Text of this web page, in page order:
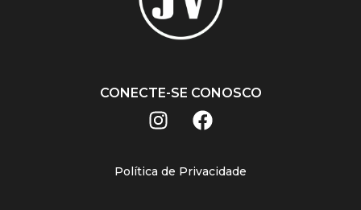
CONECTE-SE CONOSCO
Política de Privacidade